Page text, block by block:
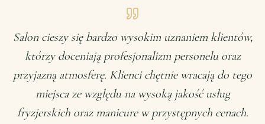
Salon cieszy się bardzo wysokim uznaniem klientów,
którzy doceniają profesjonalizm personelu oraz
przyjazną atmosferę. Klienci chętnie wracają do tego
miejsca ze względu na wysoką jakość usług
fryzjerskich oraz manicure w przystępnych cenach.